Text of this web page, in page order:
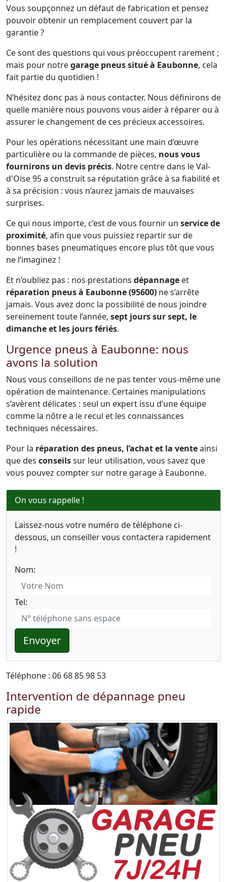
Vous soupçonnez un défaut de fabrication et pensez
pouvoir obtenir un remplacement couvert par la
garantie ?
Ce sont des questions qui vous préoccupent rarement ;
mais pour notregarage pneus situé à Eaubonne, cela
fait partie du quotidien !
N’hésitez donc pas à nous contacter. Nous définirons de
quelle manière nous pouvons vous aider à réparer ou à
assurer le changement de ces précieux accessoires.
Pour les opérations nécessitant une main d’œuvre
particulière ou la commande de pièces, nous vous
fournirons un devis précis. Notre centre dans le Val-
d'Oise 95 a construit sa réputation grâce à sa fiabilité et
à sa précision : vous n’aurez jamais de mauvaises
surprises.
Ce qui nous importe, c’est de vous fournir un service de
proximité, afin que vous puissiez repartir sur de
bonnes bases pneumatiques encore plus tôt que vous
ne l’imaginez !
Et n’oubliez pas : nos prestations dépannage et
réparation pneus à Eaubonne (95600) ne s’arrête
jamais. Vous avez donc la possibilité de nous joindre
sereinement toute l’année, sept jours sur sept, le
dimanche et les jours fériés.
Urgence pneus à Eaubonne: nous
avons la solution
Nous vous conseillons de ne pas tenter vous-même une
opération de maintenance. Certaines manipulations
s’avèrent délicates : seul un expert issu d’une équipe
comme la nôtre a le recul et les connaissances
techniques nécessaires.
Pour la réparation des pneus, l’achat et la venteainsi
que des conseilssur leur utilisation, vous savez que
vous pouvez compter sur notre garage à Eaubonne.
On vous rappelle !
Laissez-nous votre numéro de téléphone ci-
dessous, un conseiller vous contactera rapidement
!
Nom:
Tel:
Envoyer
Téléphone : 06 68 85 98 53
Intervention de dépannage pneu
rapide